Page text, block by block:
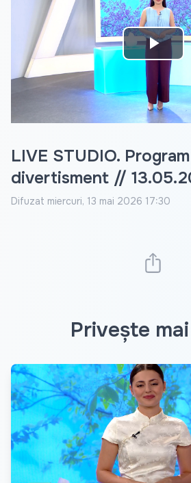
Play
LIVE STUDIO.
divertisment //
Difuzat miercuri, 13 mai 2026 17:30
Privește